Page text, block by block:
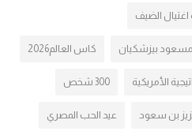
اغتيال الضيف
مسعود بيزشكيان كاس العالم2026
الأمريكية 300 شخص
بن سعود عيد الحب المصري